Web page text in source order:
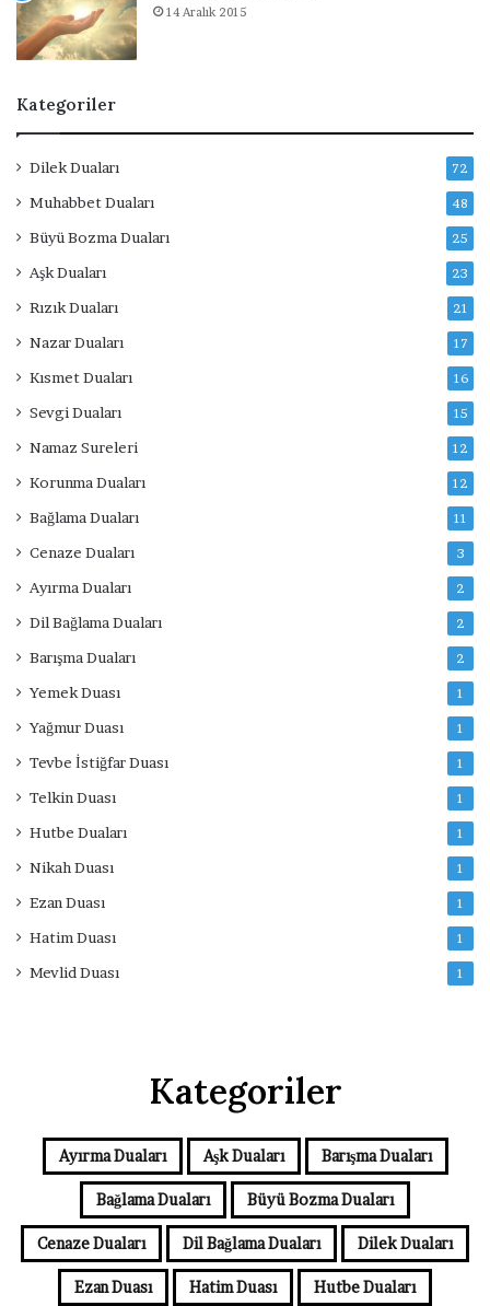
14 Aralık 2015
Kategoriler
Dilek Duaları 72
Muhabbet Duaları 48
Büyü Bozma Duaları 25
Aşk Duaları 23
Rızık Duaları 21
Nazar Duaları 17
Kısmet Duaları 16
Sevgi Duaları 15
Namaz Sureleri 12
Korunma Duaları 12
Bağlama Duaları 11
Cenaze Duaları 3
Ayırma Duaları 2
Dil Bağlama Duaları 2
Barışma Duaları 2
Yemek Duası 1
Yağmur Duası 1
Tevbe İstiğfar Duası 1
Telkin Duası 1
Hutbe Duaları 1
Nikah Duası 1
Ezan Duası 1
Hatim Duası 1
Mevlid Duası 1
Kategoriler
Ayırma Duaları Aşk Duaları Barışma Duaları
Bağlama Duaları Büyü Bozma Duaları
Cenaze Duaları Dil Bağlama Duaları Dilek Duaları
Ezan Duası Hatim Duası Hutbe Duaları